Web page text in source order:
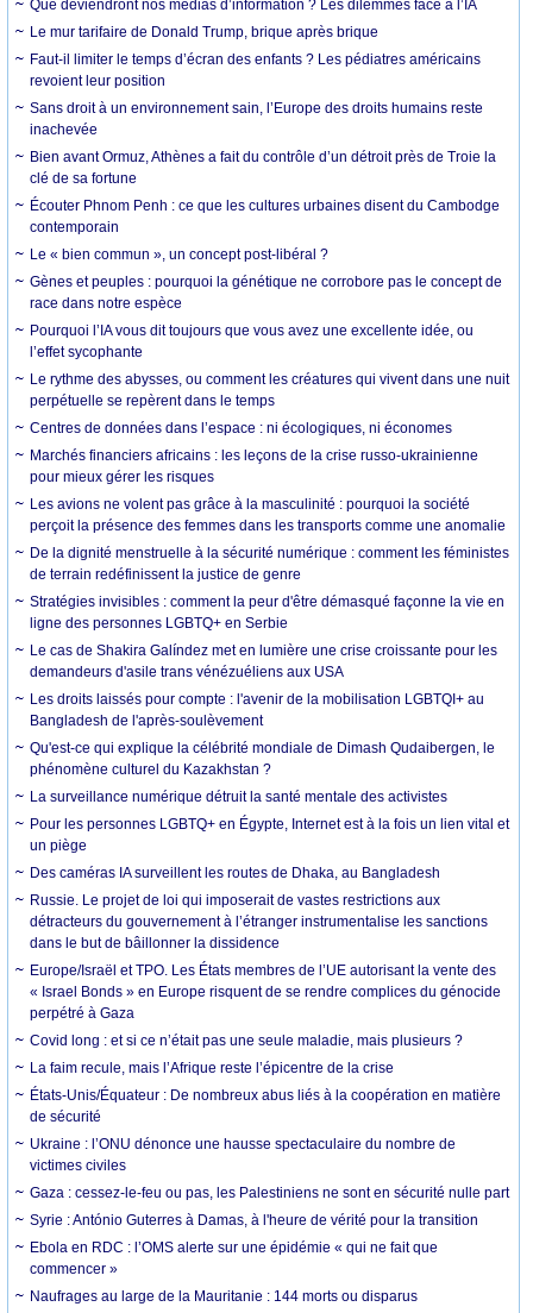
Que deviendront nos médias d’information ? Les dilemmes face à l’IA
Le mur tarifaire de Donald Trump, brique après brique
Faut-il limiter le temps d’écran des enfants ? Les pédiatres américains
revoient leur position
Sans droit à un environnement sain, l’Europe des droits humains reste
inachevée
Bien avant Ormuz, Athènes a fait du contrôle d’un détroit près de Troie la
clé de sa fortune
Écouter Phnom Penh : ce que les cultures urbaines disent du Cambodge
contemporain
Le « bien commun », un concept post-libéral ?
Gènes et peuples : pourquoi la génétique ne corrobore pas le concept de
race dans notre espèce
Pourquoi l’IA vous dit toujours que vous avez une excellente idée, ou
l’effet sycophante
Le rythme des abysses, ou comment les créatures qui vivent dans une nuit
perpétuelle se repèrent dans le temps
Centres de données dans l’espace : ni écologiques, ni économes
Marchés financiers africains : les leçons de la crise russo-ukrainienne
pour mieux gérer les risques
Les avions ne volent pas grâce à la masculinité : pourquoi la société
perçoit la présence des femmes dans les transports comme une anomalie
De la dignité menstruelle à la sécurité numérique : comment les féministes
de terrain redéfinissent la justice de genre
Stratégies invisibles : comment la peur d'être démasqué façonne la vie en
ligne des personnes LGBTQ+ en Serbie
Le cas de Shakira Galíndez met en lumière une crise croissante pour les
demandeurs d'asile trans vénézuéliens aux USA
Les droits laissés pour compte : l'avenir de la mobilisation LGBTQI+ au
Bangladesh de l'après-soulèvement
Qu'est-ce qui explique la célébrité mondiale de Dimash Qudaibergen, le
phénomène culturel du Kazakhstan ?
La surveillance numérique détruit la santé mentale des activistes
Pour les personnes LGBTQ+ en Égypte, Internet est à la fois un lien vital et
un piège
Des caméras IA surveillent les routes de Dhaka, au Bangladesh
Russie. Le projet de loi qui imposerait de vastes restrictions aux
détracteurs du gouvernement à l’étranger instrumentalise les sanctions
dans le but de bâillonner la dissidence
Europe/Israël et TPO. Les États membres de l’UE autorisant la vente des
« Israel Bonds » en Europe risquent de se rendre complices du génocide
perpétré à Gaza
Covid long : et si ce n’était pas une seule maladie, mais plusieurs ?
La faim recule, mais l’Afrique reste l’épicentre de la crise
États-Unis/Équateur : De nombreux abus liés à la coopération en matière
de sécurité
Ukraine : l’ONU dénonce une hausse spectaculaire du nombre de
victimes civiles
Gaza : cessez-le-feu ou pas, les Palestiniens ne sont en sécurité nulle part
Syrie : António Guterres à Damas, à l'heure de vérité pour la transition
Ebola en RDC : l’OMS alerte sur une épidémie « qui ne fait que
commencer »
Naufrages au large de la Mauritanie : 144 morts ou disparus